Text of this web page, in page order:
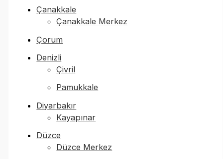
Çanakkale
Çanakkale Merkez
Çorum
Denizli
Çivril
Pamukkale
Diyarbakır
Kayapınar
Düzce
Düzce Merkez